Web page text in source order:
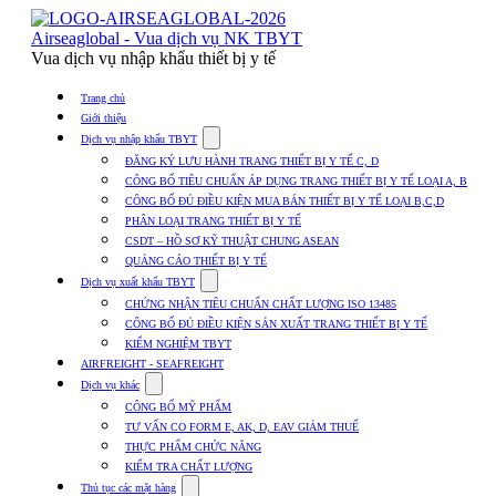
Skip
content
Airseaglobal - Vua dịch vụ NK TBYT
Vua dịch vụ nhập khẩu thiết bị y tế
Trang chủ
Giới thiệu
Dịch vụ nhập khẩu TBYT
submenu
for
Dịch
vụ
nhập
khẩu
TBYT
ĐĂNG KÝ LƯU HÀNH TRANG THIẾT BỊ Y TẾ C, D
CÔNG BỐ TIÊU CHUẨN ÁP DỤNG TRANG THIẾT BỊ Y TẾ LOẠI A, B
CÔNG BỐ ĐỦ ĐIỀU KIỆN MUA BÁN THIẾT BỊ Y TẾ LOẠI B,C,D
PHÂN LOẠI TRANG THIẾT BỊ Y TẾ
CSDT – HỒ SƠ KỸ THUẬT CHUNG ASEAN
QUẢNG CÁO THIẾT BỊ Y TẾ
Dịch vụ xuất khẩu TBYT
submenu
for
Dịch
vụ
xuất
TBYT
CHỨNG NHẬN TIÊU CHUẨN CHẤT LƯỢNG ISO 13485
CÔNG BỐ ĐỦ ĐIỀU KIỆN SẢN XUẤT TRANG THIẾT BỊ Y TẾ
KIỂM NGHIỆM TBYT
AIRFREIGHT - SEAFREIGHT
Dịch vụ khác
submenu
for
Dịch
vụ
khác
CÔNG BỐ MỸ PHẨM
TƯ VẤN CO FORM E, AK, D, EAV GIẢM THUẾ
THỰC PHẨM CHỨC NĂNG
KIỂM TRA CHẤT LƯỢNG
Thủ tục các mặt hàng